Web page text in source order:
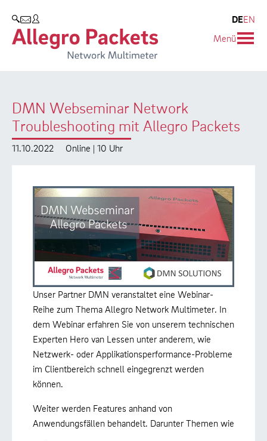
SUCHEN
DEEN
Menü
DMN Webseminar Network
Troubleshooting mit Allegro Packets
11.10.2022 Online | 10 Uhr
Unser Partner DMN veranstaltet eine Webinar-
Reihe zum Thema Allegro Network Multimeter. In
dem Webinar erfahren Sie von unserem technischen
Experten Hero van Lessen unter anderem, wie
Netzwerk- oder Applikationsperformance-Probleme
im Clientbereich schnell eingegrenzt werden
können.
Weiter werden Features anhand von
Anwendungsfällen behandelt. Darunter Themen wie
Allegro Network Multimeter
Produktübersicht
Use Cases
Whitepaper
Case Studies
Support
Produkt-Handbuch
Training
Unternehmen
Partner
Umweltschutz
Karriere